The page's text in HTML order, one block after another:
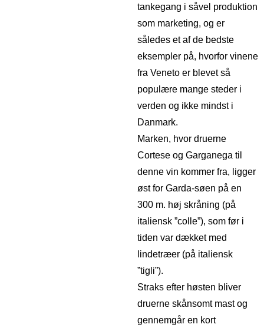
tankegang i såvel produktion
som marketing, og er
således et af de bedste
eksempler på, hvorfor vinene
fra Veneto er blevet så
populære mange steder i
verden og ikke mindst i
Danmark.
Marken, hvor druerne
Cortese og Garganega til
denne vin kommer fra, ligger
øst for Garda-søen på en
300 m. høj skråning (på
italiensk ”colle”), som før i
tiden var dækket med
lindetræer (på italiensk
”tigli”).
Straks efter høsten bliver
druerne skånsomt mast og
gennemgår en kort